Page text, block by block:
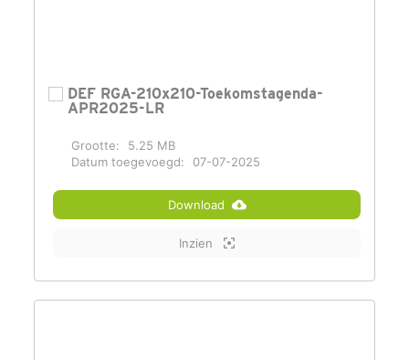
DEF RGA-210x210-Toekomstagenda-
APR2025-LR
Grootte:
5.25 MB
Datum toegevoegd:
07-07-2025
Download
Inzien